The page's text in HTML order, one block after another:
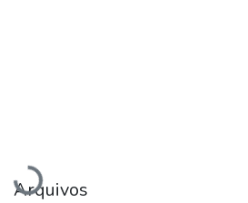
Carregando...
Arquivos